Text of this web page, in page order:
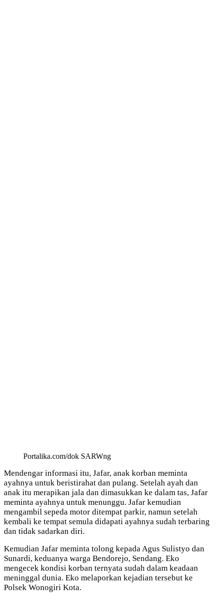
Portalika.com/dok SARWng
Mendengar informasi itu, Jafar, anak korban meminta
ayahnya untuk beristirahat dan pulang. Setelah ayah dan
anak itu merapikan jala dan dimasukkan ke dalam tas, Jafar
meminta ayahnya untuk menunggu. Jafar kemudian
mengambil sepeda motor ditempat parkir, namun setelah
kembali ke tempat semula didapati ayahnya sudah terbaring
dan tidak sadarkan diri.
Kemudian Jafar meminta tolong kepada Agus Sulistyo dan
Sunardi, keduanya warga Bendorejo, Sendang. Eko
mengecek kondisi korban ternyata sudah dalam keadaan
meninggal dunia. Eko melaporkan kejadian tersebut ke
Polsek Wonogiri Kota.